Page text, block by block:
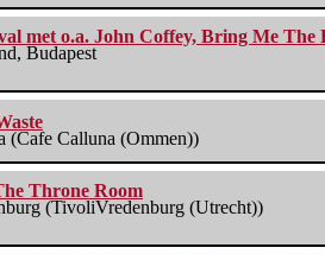
met o.a. John Coffey, Bring Me The
Budapest
(Cafe Calluna (Ommen))
Throne Room
(TivoliVredenburg (Utrecht))